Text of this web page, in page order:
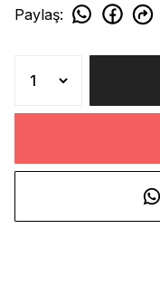
Paylaş: